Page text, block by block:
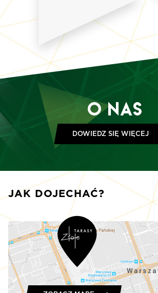
O Nas
DOWIEDZ SIĘ WIĘCEJ
JAK DOJECHAĆ?